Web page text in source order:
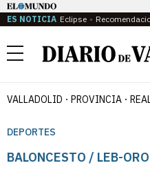
ES NOTICIA Eclipse
Menú
VALLADOLID PROVINCIA
DEPORTES
BALONCESTO / LEB-ORO